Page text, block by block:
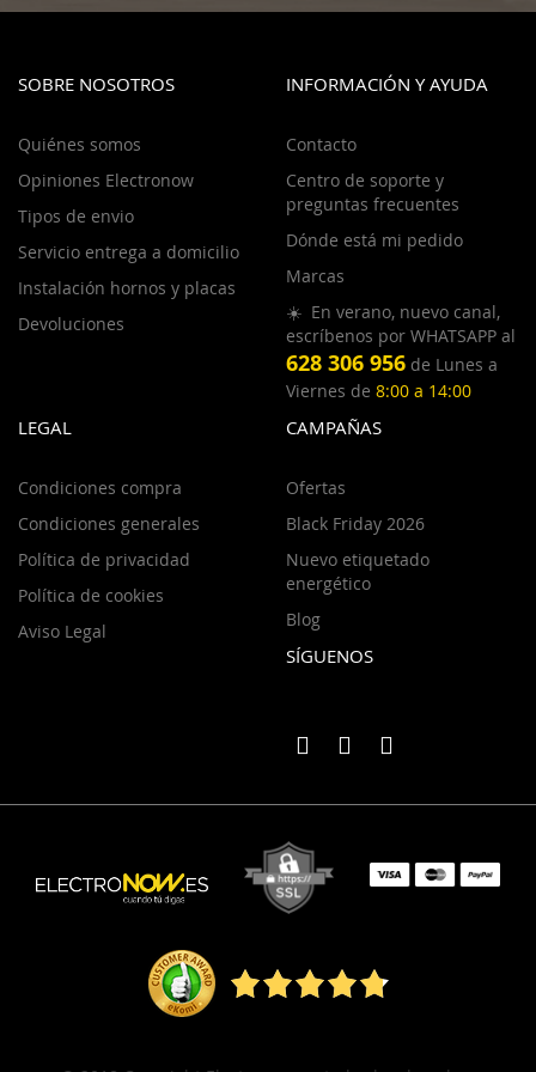
SOBRE NOSOTROS
Quiénes somos
Opiniones Electronow
Tipos de envio
Servicio entrega a domicilio
Instalación hornos y placas
Devoluciones
INFORMACIÓN Y AYUDA
Contacto
Centro de soporte y
preguntas frecuentes
Dónde está mi pedido
Marcas
☀️ En verano, nuevo canal,
escríbenos por WHATSAPP al
628 306 956 de Lunes a
Viernes de 8:00 a 14:00
LEGAL
Condiciones compra
Condiciones generales
Política de privacidad
Política de cookies
Aviso Legal
CAMPAÑAS
Ofertas
Black Friday 2026
Nuevo etiquetado
energético
Blog
SÍGUENOS